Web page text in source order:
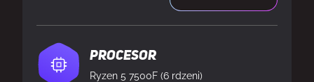
Procesor
Ryzen 5 7500F (6 rdzeni)